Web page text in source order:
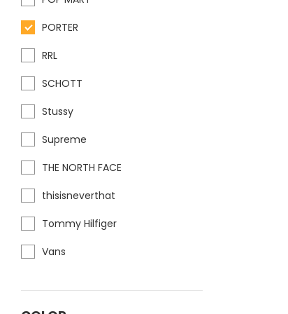
PORTER
RRL
SCHOTT
Stussy
Supreme
THE NORTH FACE
thisisneverthat
Tommy Hilfiger
Vans